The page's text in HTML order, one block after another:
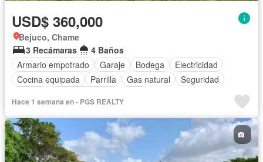
USD$ 360,000
Bejuco, Chame
3 Recámaras
4 Baños
Armario empotrado
Garaje Bodega
Electricidad
Cocina equipada
Parrilla Gas natural
Seguridad
Hace 1 semana en - PGS REALTY